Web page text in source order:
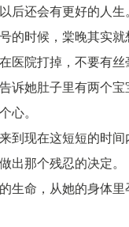
后还会有更好的人生。
的时候，棠晚其实
医院打掉，不要有丝
诉她肚子里有两个
心。
到现在这短短的时
出那个残忍的决定。
生命，从她的身体